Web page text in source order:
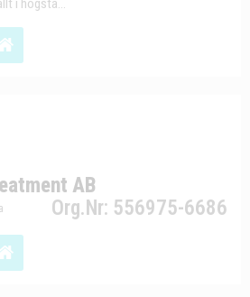
i högsta...
AB
Org.Nr: 556975-6686